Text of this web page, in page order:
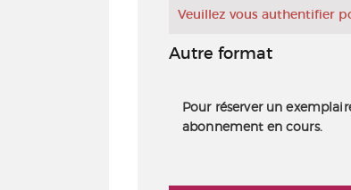
Veuillez vous authentifier
Autre format
Pour réserver un
abonnement en cours.